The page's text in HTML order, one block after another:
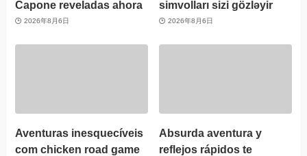
Capone reveladas ahora
2026年8月6日
simvolları sizi gözləyir
2026年8月6日
Aventuras inesquecíveis
com chicken road game
Absurda aventura y
reflejos rápidos te